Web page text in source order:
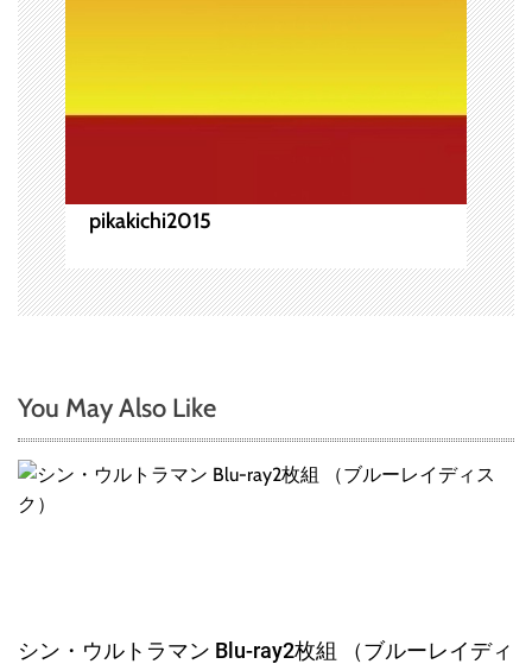
pikakichi2015
You May Also Like
シン・ウルトラマン Blu-ray2枚組 （ブルーレイディ